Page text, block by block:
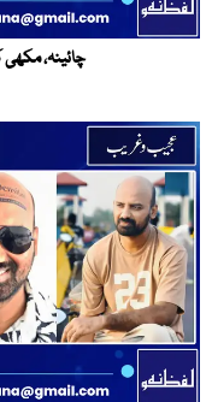
چائینہ،